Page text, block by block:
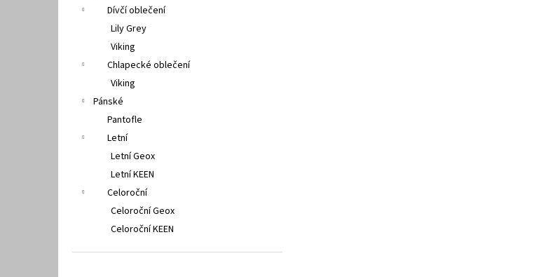
Dívčí oblečení
Lily Grey
Viking
Chlapecké oblečení
Viking
Pánské
Pantofle
Letní
Letní Geox
Letní KEEN
Celoroční
Celoroční Geox
Celoroční KEEN